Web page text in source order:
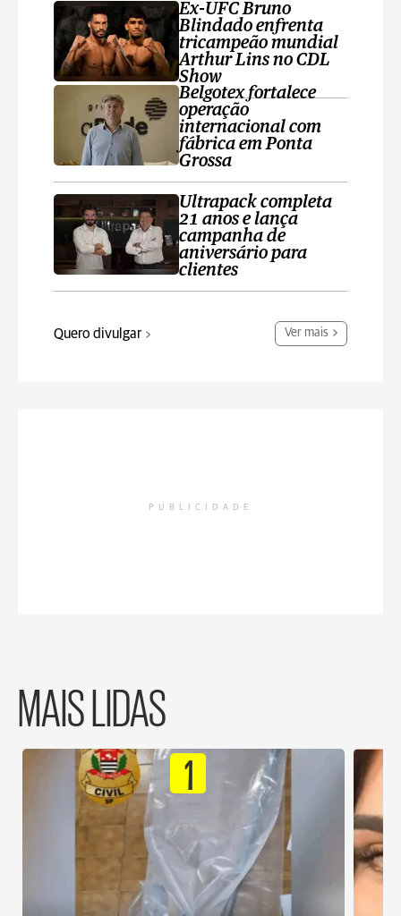
Ex-UFC Bruno
Blindado enfrenta
tricampeão mundial
Arthur Lins no CDL
Show
Belgotex fortalece
operação
internacional com
fábrica em Ponta
Grossa
Ultrapack completa
21 anos e lança
campanha de
aniversário para
clientes
Quero divulgar Ver mais
PUBLICIDADE
MAIS LIDAS
1